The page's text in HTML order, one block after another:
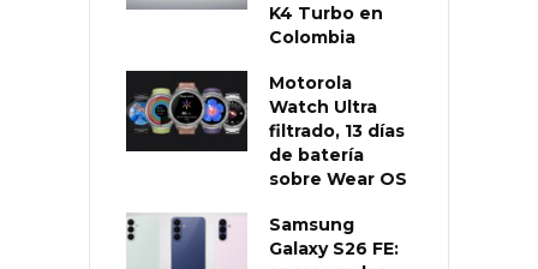
K4 Turbo en
Colombia
Motorola
Watch Ultra
filtrado, 13 días
de batería
sobre Wear OS
Samsung
Galaxy S26 FE: